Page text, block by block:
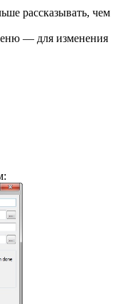
рассказывать, чем
— для изменения